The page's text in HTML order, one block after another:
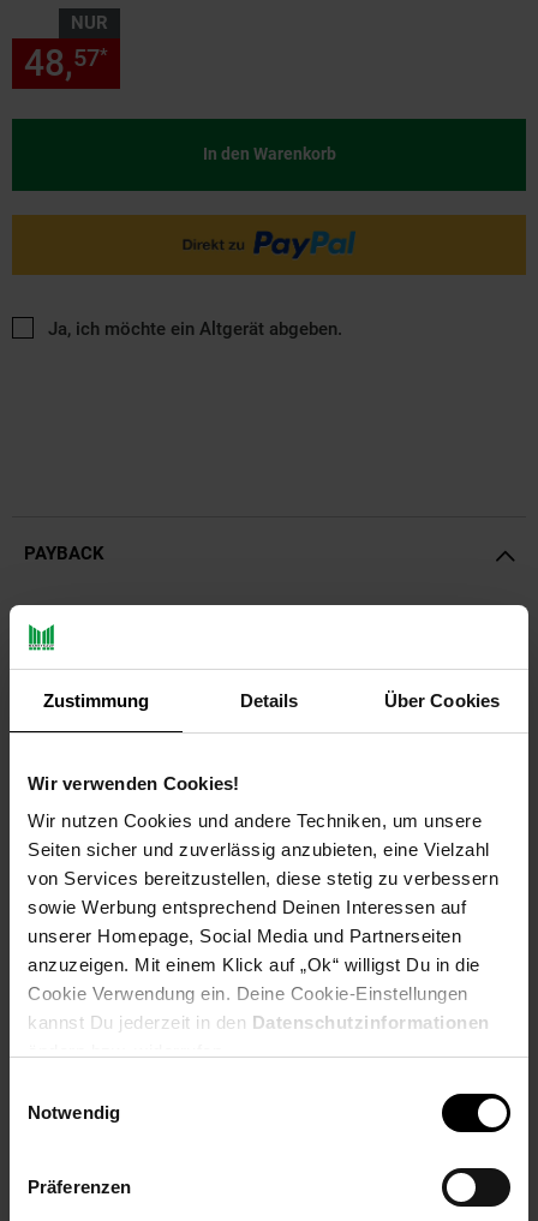
Zustimmung Details Über Cookies
Wir verwenden Cookies!
Wir nutzen Cookies und andere Techniken, um unsere
Seiten sicher und zuverlässig anzubieten, eine Vielzahl
von Services bereitzustellen, diese stetig zu verbessern
sowie Werbung entsprechend Deinen Interessen auf
unserer Homepage, Social Media und Partnerseiten
anzuzeigen. Mit einem Klick auf „Ok“ willigst Du in die
Cookie Verwendung ein. Deine Cookie-Einstellungen
kannst Du jederzeit in den Datenschutzinformationen
Notwendig
Präferenzen
NUR
48,57*
In den Warenkorb
Ja, ich möchte ein Altgerät abgeben.
PAYBACK
Payback Punkte
Es hat:
Hochwertige Ultra-Keramikbeschichtung - jetzt 75% glattere
Oberfläche (im Vgl. zur Remington hochwertigen
Keramikbeschichtung).
Digitales Display 150 C - 230 C.
Tastensperre.
Turbo-Boost-Funktion.
15 Sekunden Aufheizzeit.